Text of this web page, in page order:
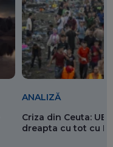
ANALIZĂ
Criza din Ceuta: UE
dreapta cu tot cu